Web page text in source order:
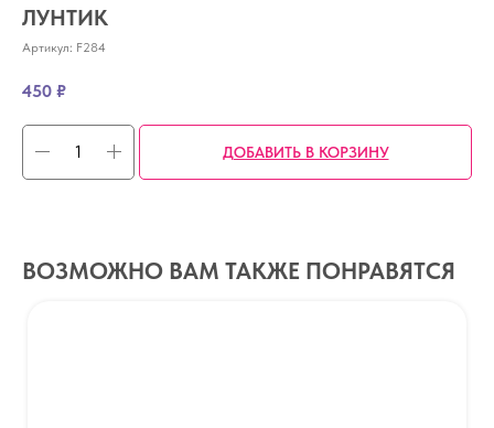
ЛУНТИК
Артикул: F284
450 ₽
ДОБАВИТЬ В КОРЗИНУ
ВОЗМОЖНО ВАМ ТАКЖЕ ПОНРАВЯТСЯ